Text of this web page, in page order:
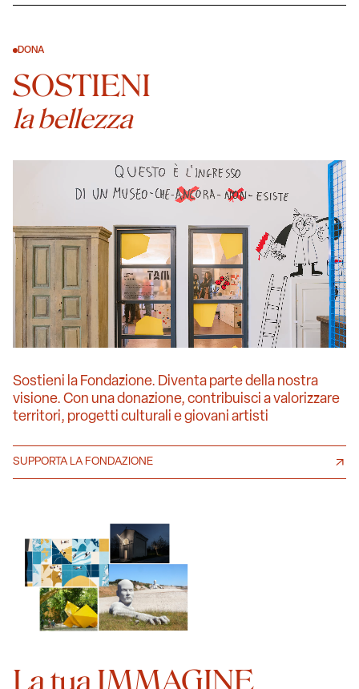
DONA
SOSTIENI
la bellezza
Sostieni la Fondazione. Diventa parte della nostra
visione. Con una donazione, contribuisci a valorizzare
territori, progetti culturali e giovani artisti
SUPPORTA LA FONDAZIONE
La tua IMMAGINE